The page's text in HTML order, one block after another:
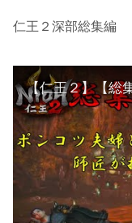
仁王２深部総集編